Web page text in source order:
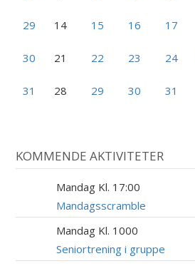
29 14 15 16 17
30 21 22 23 24
31 28 29 30 31
KOMMENDE AKTIVITETER
Mandag Kl. 17:00
Mandagsscramble
Mandag Kl. 1000
Seniortrening i gruppe